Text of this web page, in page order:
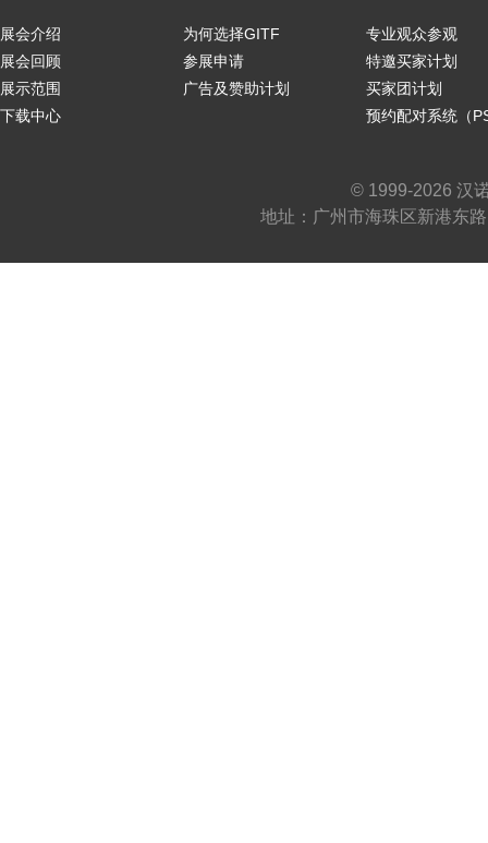
展会介绍
展会回顾
展示范围
下载中心
为何选择GITF
参展申请
广告及赞助计划
专业观众参观
特邀买家计划
买家团计划
预约配对系统（
© 1999-2026 汉
地址：广州市海珠区新港东